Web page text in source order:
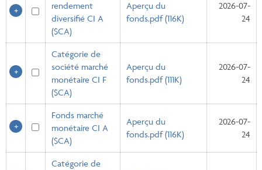
rendement
diversifié CI A
($CA)
Aperçu du
fonds.pdf (116K)
2026-07-
24
Catégorie de
société marché
monétaire CI F
($CA)
Aperçu du
fonds.pdf (111K)
2026-07-
24
Fonds marché
monétaire CI A
($CA)
Aperçu du
fonds.pdf (116K)
2026-07-
24
Catégorie de